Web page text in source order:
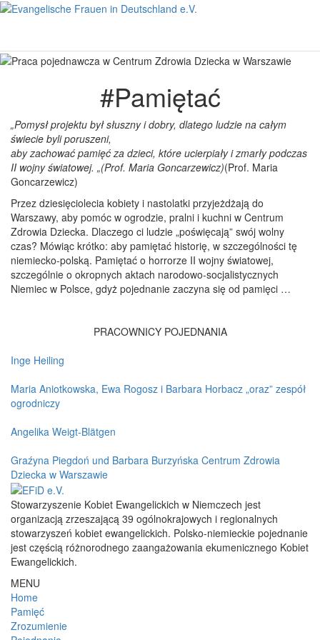
#Pamiętać
„Pomysł projektu był słuszny i dobry, dlatego ludzie na całym
świecie byli poruszeni,
aby zachować pamięć za dzieci, które ucierpiały i zmarły podczas
II wojny światowej. „(Prof. Maria Goncarzewicz)(Prof. Maria
Goncarzewicz)
Przez dziesięciolecia kobiety i nastolatki przyjeżdżają do
Warszawy, aby pomóc w ogrodzie, pralni i kuchni w Centrum
Zdrowia Dziecka. Dlaczego ci ludzie „poświęcają” swój wolny
czas? Mówiąc krótko: aby pamiętać historię, w szczególności tę
niemiecko-polską. Pamiętać o horrorze II wojny światowej,
szczególnie o okropnych aktach narodowo-socjalistycznych
Niemiec w Polsce, gdyż pojednanie zaczyna się od pamięci …
PRACOWNICY POJEDNANIA
Inge Heiling
Maria Aniotkowska, Ewa Rogosz i Barbara Horbacz „oraz” zespół
ogrodniczy
Angelika Weigt-Blätgen
Graźyna Piegdoń und Barbara Burzyńska Centrum Zdrowia
Dziecka w Warszawie
Stowarzyszenie Kobiet Ewangelickich w Niemczech jest
organizacją zrzeszającą 39 ogólnokrajowych i regionalnych
stowarzyszeń kobiet ewangelickich. Polsko-niemieckie pojednanie
jest częścią różnorodnego zaangażowania ekumenicznego Kobiet
Ewangelickich.
MENU
Home
Pamięć
Zrozumienie